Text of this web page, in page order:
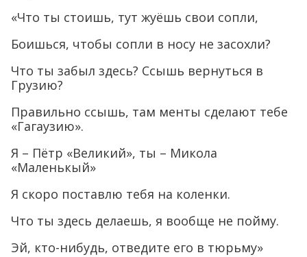
«Что ты стоишь, тут жуёшь свои сопли,
Боишься, чтобы сопли в носу не засохли?
Что ты забыл здесь? Ссышь вернуться в
Грузию?
Правильно ссышь, там менты сделают тебе
«Гагаузию».
Я – Пётр «Великий», ты – Микола
«Маленькый»
Я скоро поставлю тебя на коленки.
Что ты здесь делаешь, я вообще не пойму.
Эй, кто-нибудь, отведите его в тюрьму»